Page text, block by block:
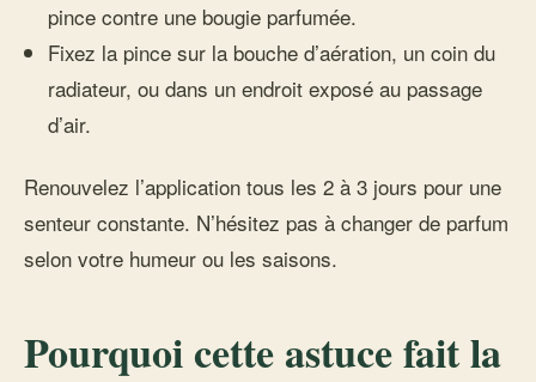
pince contre une bougie parfumée.
Fixez la pince sur la bouche d’aération, un coin du
radiateur, ou dans un endroit exposé au passage
d’air.
Renouvelez l’application tous les 2 à 3 jours pour une
senteur constante. N’hésitez pas à changer de parfum
selon votre humeur ou les saisons.
Pourquoi cette astuce fait la